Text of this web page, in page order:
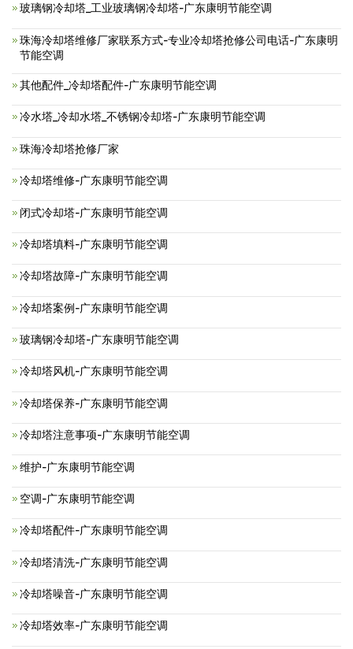
玻璃钢冷却塔_工业玻璃钢冷却塔-广东康明节能空调
珠海冷却塔维修厂家联系方式-专业冷却塔抢修公司电话-广东康明
节能空调
其他配件_冷却塔配件-广东康明节能空调
冷水塔_冷却水塔_不锈钢冷却塔-广东康明节能空调
珠海冷却塔抢修厂家
冷却塔维修-广东康明节能空调
闭式冷却塔-广东康明节能空调
冷却塔填料-广东康明节能空调
冷却塔故障-广东康明节能空调
冷却塔案例-广东康明节能空调
玻璃钢冷却塔-广东康明节能空调
冷却塔风机-广东康明节能空调
冷却塔保养-广东康明节能空调
冷却塔注意事项-广东康明节能空调
维护-广东康明节能空调
空调-广东康明节能空调
冷却塔配件-广东康明节能空调
冷却塔清洗-广东康明节能空调
冷却塔噪音-广东康明节能空调
冷却塔效率-广东康明节能空调